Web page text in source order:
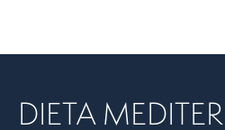
DIETA